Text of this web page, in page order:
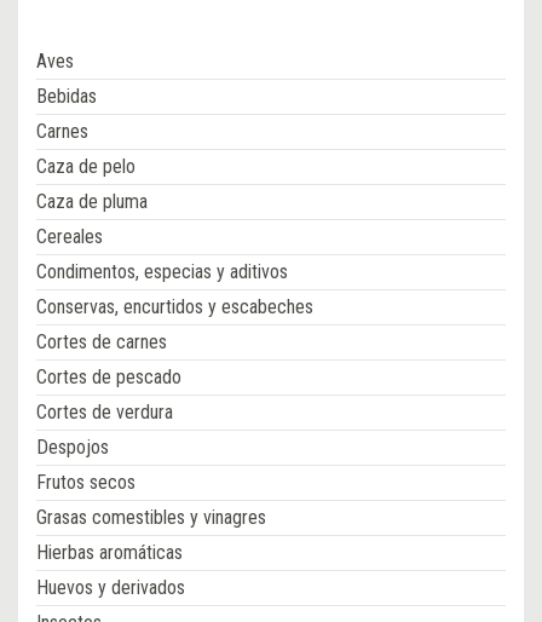
Aves
Bebidas
Carnes
Caza de pelo
Caza de pluma
Cereales
Condimentos, especias y aditivos
Conservas, encurtidos y escabeches
Cortes de carnes
Cortes de pescado
Cortes de verdura
Despojos
Frutos secos
Grasas comestibles y vinagres
Hierbas aromáticas
Huevos y derivados